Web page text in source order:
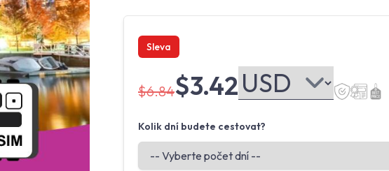
Sleva
$6.84$3.42
Kolik dní budete cestovat?